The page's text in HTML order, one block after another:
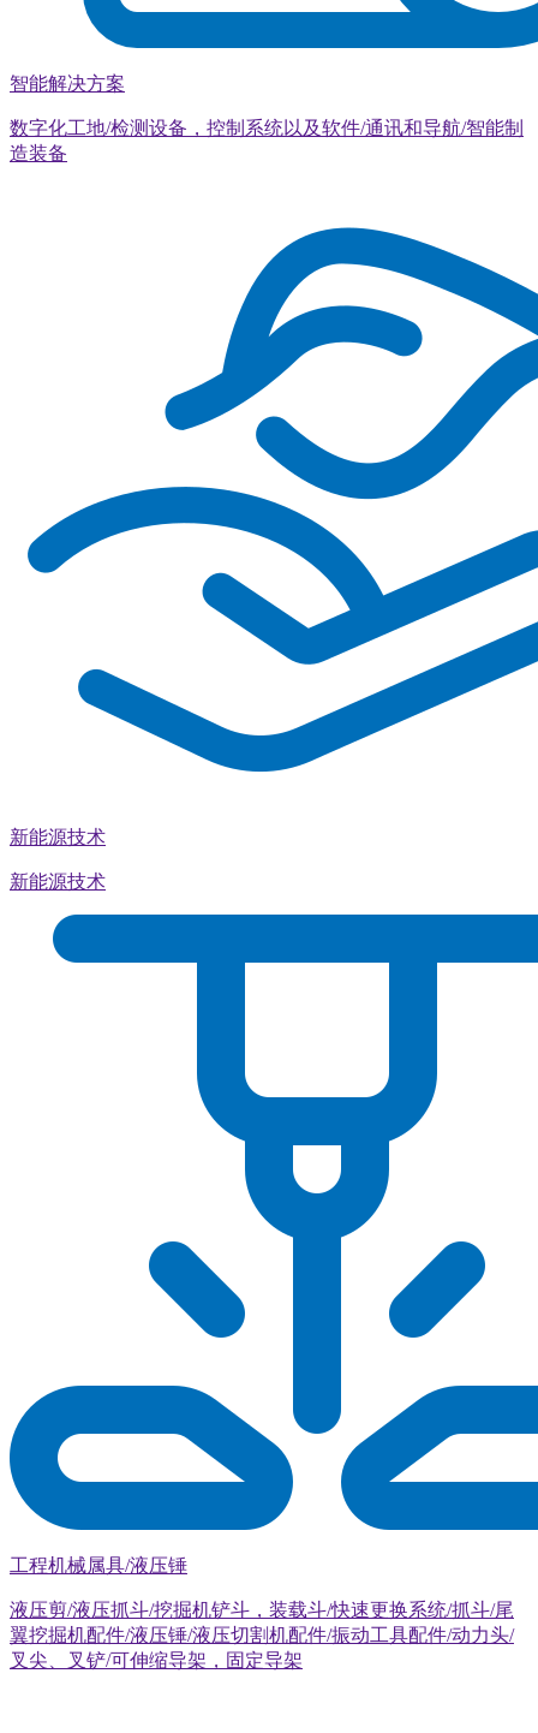
智能解决方案
数字化工地/检测设备，控制系统以及软件/通讯和导航/智能制
造装备
新能源技术
新能源技术
工程机械属具/液压锤
液压剪/液压抓斗/挖掘机铲斗，装载斗/快速更换系统/抓斗/尾
翼挖掘机配件/液压锤/液压切割机配件/振动工具配件/动力头/
叉尖、叉铲/可伸缩导架，固定导架